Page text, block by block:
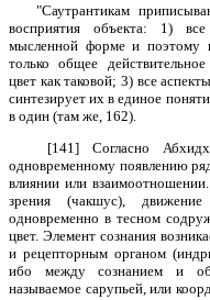
"Саутрантикам
восприятия объекта: 1)
мысленной форме и поэтому
только общее
цвет как таковой; 3) все
синтезирует их в единое
в один (там же, 162).
[141] Согласно
одновременному появлению
влиянии или
зрения (чакшус),
одновременно в тесном
цвет. Элемент сознания
и рецепторным органом
ибо между сознанием и
называемое сарупьей, или